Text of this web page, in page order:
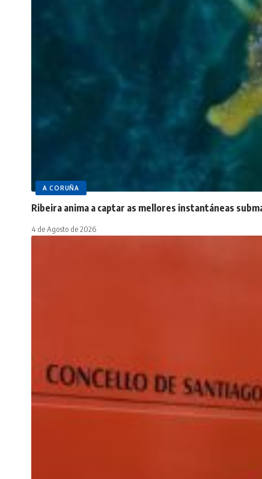
A CORUÑA
Ribeira anima a captar as mellores instantáneas
4 de Agosto de 2026